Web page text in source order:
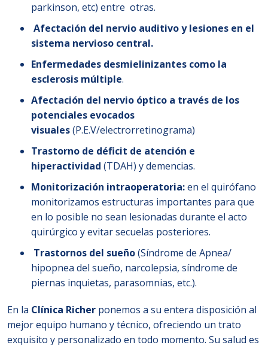
parkinson, etc) entre otras.
Afectación del nervio auditivo y lesiones en el
sistema nervioso central.
Enfermedades desmielinizantes como la
esclerosis múltiple.
Afectación del nervio óptico a través de los
potenciales evocados
visuales(P.E.V/electrorretinograma)
Trastorno de déficit de atención e
hiperactividad (TDAH) y demencias.
Monitorización intraoperatoria:en el quirófano
monitorizamos estructuras importantes para que
en lo posible no sean lesionadas durante el acto
quirúrgico y evitar secuelas posteriores.
Trastornos del sueño(Síndrome de Apnea/
hipopnea del sueño, narcolepsia, síndrome de
piernas inquietas, parasomnias, etc.).
En la Clínica Richer ponemos a su entera disposición al
mejor equipo humano y técnico, ofreciendo un trato
exquisito y personalizado en todo momento. Su salud es